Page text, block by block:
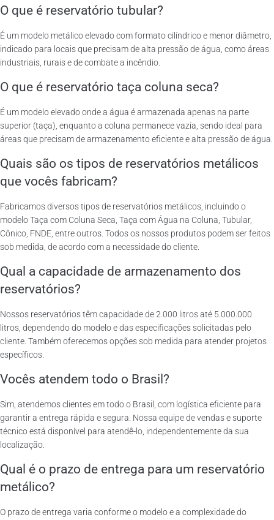
O que é reservatório tubular?
É um modelo metálico elevado com formato cilíndrico e menor diâmetro,
indicado para locais que precisam de alta pressão de água, como áreas
industriais, rurais e de combate a incêndio.
O que é reservatório taça coluna seca?
É um modelo elevado onde a água é armazenada apenas na parte
superior (taça), enquanto a coluna permanece vazia, sendo ideal para
áreas que precisam de armazenamento eficiente e alta pressão de água.
Quais são os tipos de reservatórios metálicos
que vocês fabricam?
Fabricamos diversos tipos de reservatórios metálicos, incluindo o
modelo Taça com Coluna Seca, Taça com Água na Coluna, Tubular,
Cônico, FNDE, entre outros. Todos os nossos produtos podem ser feitos
sob medida, de acordo com a necessidade do cliente.
Qual a capacidade de armazenamento dos
reservatórios?
Nossos reservatórios têm capacidade de 2.000 litros até 5.000.000
litros, dependendo do modelo e das especificações solicitadas pelo
cliente. Também oferecemos opções sob medida para atender projetos
específicos.
Vocês atendem todo o Brasil?
Sim, atendemos clientes em todo o Brasil, com logística eficiente para
garantir a entrega rápida e segura. Nossa equipe de vendas e suporte
técnico está disponível para atendê-lo, independentemente da sua
localização.
Qual é o prazo de entrega para um reservatório
metálico?
O prazo de entrega varia conforme o modelo e a complexidade do